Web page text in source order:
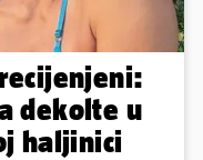
dekolte u
haljinici